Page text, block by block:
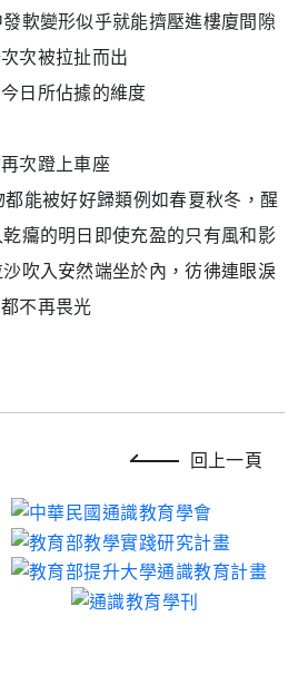
軟變形似乎就能擠壓進樓廈間隙
次被拉扯而出
日所佔據的維度
次蹬上車座
能被好好歸類例如春夏秋冬，醒
癟的明日即使充盈的只有風和影
吹入安然端坐於內，彷彿連眼淚
都不再畏光
回上一頁